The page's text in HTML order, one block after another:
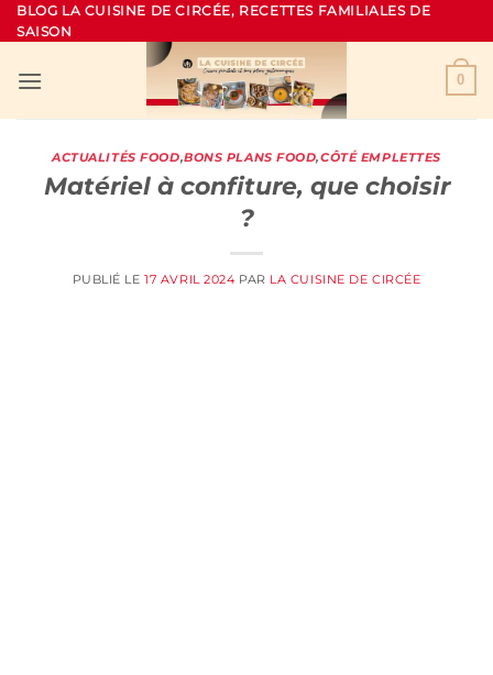
Passer
au
BLOG LA CUISINE DE CIRCÉE, RECETTES FAMILIALES DE
SAISON
0
ACTUALITÉS FOOD,BONS PLANS FOOD,CÔTÉ EMPLETTES
Matériel à confiture, que choisir
?
PUBLIÉ LE17 AVRIL 2024 PAR LA CUISINE DE CIRCÉE